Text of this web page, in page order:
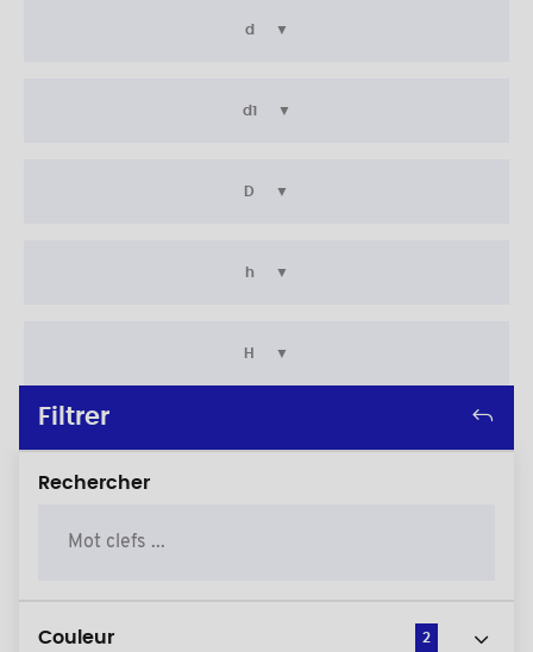
d
d1
D
h
H
Filtrer
Rechercher
Couleur 2